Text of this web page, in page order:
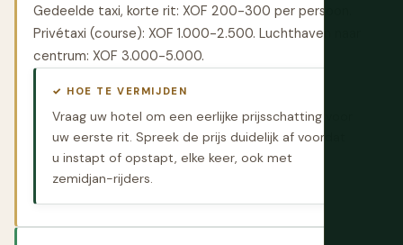
Gedeelde taxi, korte rit: XOF 200-300 per persoon.
Privétaxi (course): XOF 1.000-2.500. Luchthaven naar
centrum: XOF 3.000-5.000.
✓ HOE TE VERMIJDEN
Vraag uw hotel om een eerlijke prijsschatting voor
uw eerste rit. Spreek de prijs duidelijk af voordat
u instapt of opstapt, elke keer, ook met
zemidjan-rijders.